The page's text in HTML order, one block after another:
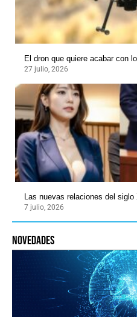
El dron que quiere acabar con
27 julio, 2026
Las nuevas relaciones del
7 julio, 2026
novedades